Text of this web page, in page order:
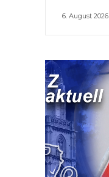
6. August 2026